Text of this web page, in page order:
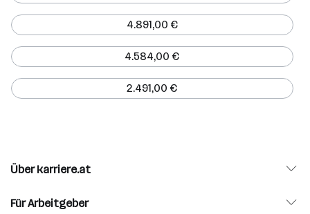
4.891,00 €
4.584,00 €
2.491,00 €
Über karriere.at
Für Arbeitgeber